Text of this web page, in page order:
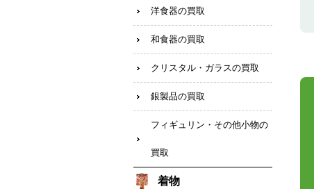
洋食器の買取
和食器の買取
クリスタル・ガラスの買取
銀製品の買取
フィギュリン・その他小物の
買取
着物